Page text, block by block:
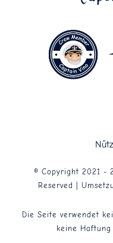
© Copyright 2021 -
Reserved |
Die Seite verwendet
keine Haftung